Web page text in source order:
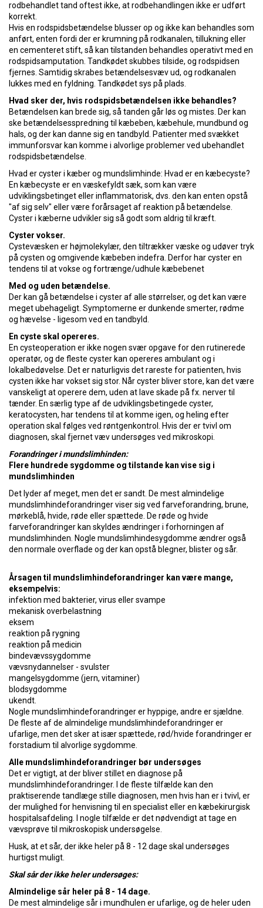
rodbehandlet tand oftest ikke, at rodbehandlingen ikke er udført
korrekt.
Hvis en rodspidsbetændelse blusser op og ikke kan behandles som
anført, enten fordi der er krumning på rodkanalen, tillukning eller
en cementeret stift, så kan tilstanden behandles operativt med en
rodspidsamputation. Tandkødet skubbes tilside, og rodspidsen
fjernes. Samtidig skrabes betændelsesvæv ud, og rodkanalen
lukkes med en fyldning. Tandkødet sys på plads.
Hvad sker der, hvis rodspidsbetændelsen ikke behandles?
Betændelsen kan brede sig, så tanden går løs og mistes. Der kan
ske betændelsesspredning til kæbeben, kæbehule, mundbund og
hals, og der kan danne sig en tandbyld. Patienter med svækket
immunforsvar kan komme i alvorlige problemer ved ubehandlet
rodspidsbetændelse.
Hvad er cyster i kæber og mundslimhinde: Hvad er en kæbecyste?
En kæbecyste er en væskefyldt sæk, som kan være
udviklingsbetinget eller inflammatorisk, dvs. den kan enten opstå
"af sig selv" eller være forårsaget af reaktion på betændelse.
Cyster i kæberne udvikler sig så godt som aldrig til kræft.
Cyster vokser.
Cystevæsken er højmolekylær, den tiltrækker væske og udøver tryk
på cysten og omgivende kæbeben indefra. Derfor har cyster en
tendens til at vokse og fortrænge/udhule kæbebenet
Med og uden betændelse.
Der kan gå betændelse i cyster af alle størrelser, og det kan være
meget ubehageligt. Symptomerne er dunkende smerter, rødme
og hævelse - ligesom ved en tandbyld.
En cyste skal opereres.
En cysteoperation er ikke nogen svær opgave for den rutinerede
operatør, og de fleste cyster kan opereres ambulant og i
lokalbedøvelse. Det er naturligvis det rareste for patienten, hvis
cysten ikke har vokset sig stor. Når cyster bliver store, kan det være
vanskeligt at operere dem, uden at lave skade på fx. nerver til
tænder. En særlig type af de udviklingsbetingede cyster,
keratocysten, har tendens til at komme igen, og heling efter
operation skal følges ved røntgenkontrol. Hvis der er tvivl om
diagnosen, skal fjernet væv undersøges ved mikroskopi.
Forandringer i mundslimhinden:
Flere hundrede sygdomme og tilstande kan vise sig i
mundslimhinden
Det lyder af meget, men det er sandt. De mest almindelige
mundslimhindeforandringer viser sig ved farveforandring, brune,
mørkeblå, hvide, røde eller spættede. De røde og hvide
farveforandringer kan skyldes ændringer i forhorningen af
mundslimhinden. Nogle mundslimhindesygdomme ændrer også
den normale overflade og der kan opstå blegner, blister og sår.
Årsagen til mundslimhindeforandringer kan være mange,
eksempelvis:
infektion med bakterier, virus eller svampe
mekanisk overbelastning
eksem
reaktion på rygning
reaktion på medicin
bindevævssygdomme
vævsnydannelser - svulster
mangelsygdomme (jern, vitaminer)
blodsygdomme
ukendt.
Nogle mundslimhindeforandringer er hyppige, andre er sjældne.
De fleste af de almindelige mundslimhindeforandringer er
ufarlige, men det sker at især spættede, rød/hvide forandringer er
forstadium til alvorlige sygdomme.
Alle mundslimhindeforandringer bør undersøges
Det er vigtigt, at der bliver stillet en diagnose på
mundslimhindeforandringer. I de fleste tilfælde kan den
praktiserende tandlæge stille diagnosen, men hvis han er i tvivl, er
der mulighed for henvisning til en specialist eller en kæbekirurgisk
hospitalsafdeling. I nogle tilfælde er det nødvendigt at tage en
vævsprøve til mikroskopisk undersøgelse.
Husk, at et sår, der ikke heler på 8 - 12 dage skal undersøges
hurtigst muligt.
Skal sår der ikke heler undersøges:
Almindelige sår heler på 8 - 14 dage.
De mest almindelige sår i mundhulen er ufarlige, og de heler uden